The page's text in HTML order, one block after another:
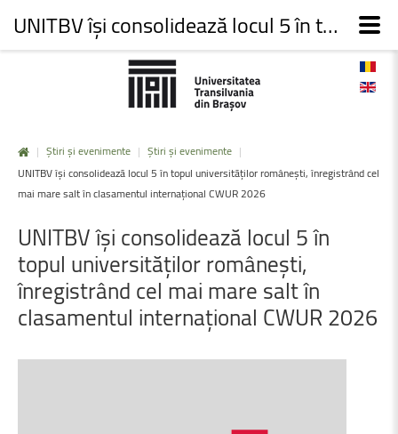
| Știri și evenimente | Știri și evenimente |
UNITBV își consolidează locul 5 în topul universităților românești, înregistrând cel
mai mare salt în clasamentul internațional CWUR 2026
UNITBVîși consolidează locul 5în
topul universitățilorromânești,
înregistrând cel mai mare saltîn
clasamentul internațional CWUR 2026
UNITBV își consolidează locul 5 în topul universităților românești, înregistrând cel mai mare salt în clasamentul internațional CWUR 2026